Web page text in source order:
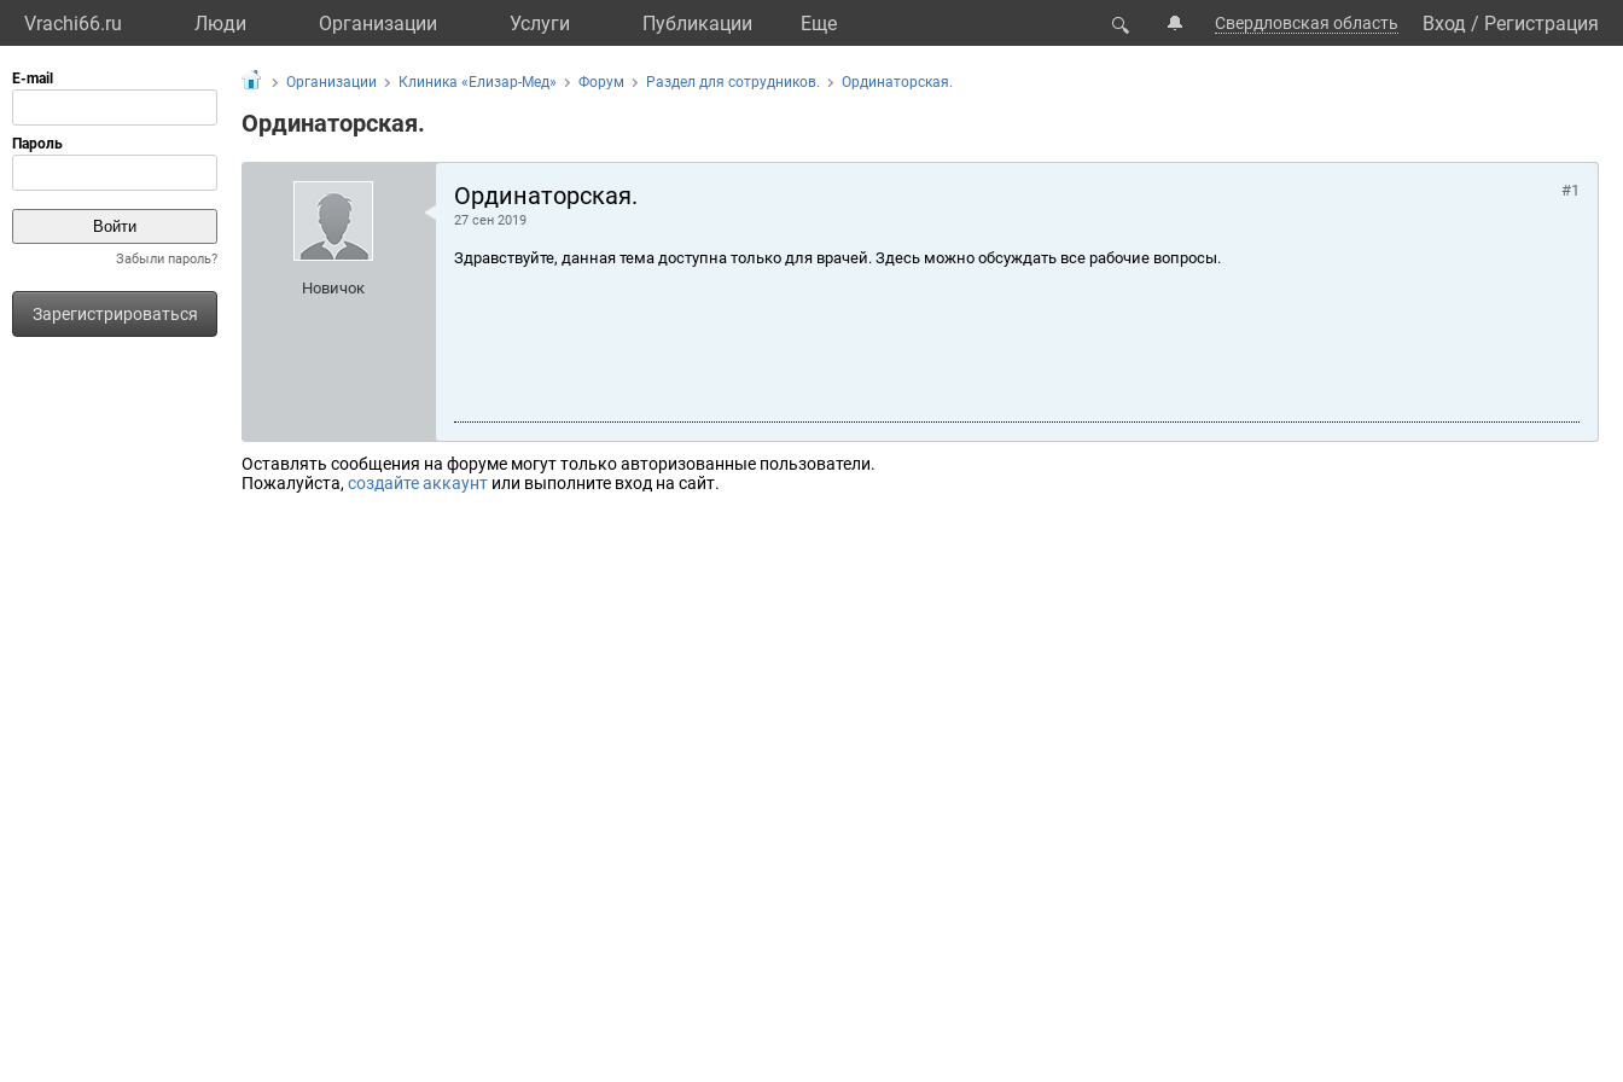
Vrachi66.ru Люди Организации Услуги Публикации Eще 🔍 🔔 Свердловская область Вход / Регистрация
Забыли пароль?
Зарегистрироваться
Организации Клиника «Елизар-Мед» Форум Раздел для сотрудников. Ординаторская.
Ординаторская.
Новичок
Ординаторская.
27 сен 2019
#1
Здравствуйте, данная тема доступна только для врачей. Здесь можно обсуждать все рабочие вопросы.
Оставлять сообщения на форуме могут только авторизованные пользователи.
Пожалуйста, создайте аккаунт или выполните вход на сайт.